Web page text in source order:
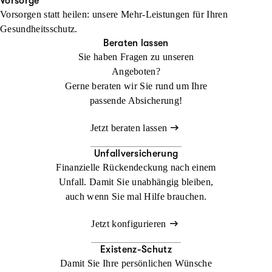
Jetzt konfigurieren Beraten lassen
zur Herausforderung werden. Mit der
Auslandsreisekrankenversicherung sind Sie weltweit bestens
Beraten lassen
Vorsorgen statt heilen: unsere Mehr-Leistungen für Ihren
Gesundheitsschutz.
Beraten lassen
Sie haben Fragen zu unseren
Angeboten?
Gerne beraten wir Sie rund um Ihre
passende Absicherung!
Jetzt beraten lassen
Unfallversicherung
Finanzielle Rückendeckung nach einem
Unfall. Damit Sie unabhängig bleiben,
auch wenn Sie mal Hilfe brauchen.
Jetzt konfigurieren
Existenz-Schutz
Damit Sie Ihre persönlichen Wünsche